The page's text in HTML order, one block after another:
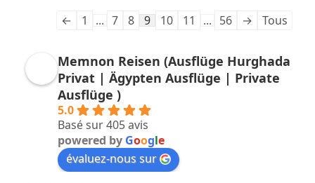
← 1 ... 7 8 9 10 11 ... 56 → Tous
Memnon Reisen (Ausflüge Hurghada
Privat | Ägypten Ausflüge | Private
Ausflüge )
5.0
Basé sur 405 avis
powered by Google
évaluez-nous sur